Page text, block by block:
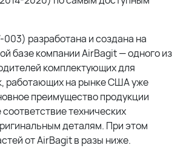
разработана и создана на
базе компании AirBagit — одного из
комплектующих для
работающих на рынке США уже
преимущество продукции
технических
деталям. При этом
от AirBagit в разы ниже.